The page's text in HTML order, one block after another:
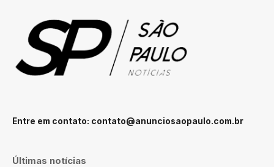
Entre em contato: contato@anunciosaopaulo.com.br
Últimas notícias